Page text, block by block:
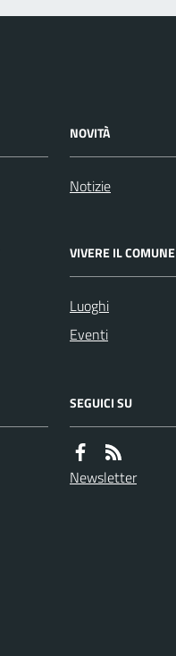
NOVITÀ
Notizie
VIVERE IL COMUNE
Luoghi
Eventi
SEGUICI SU
Newsletter